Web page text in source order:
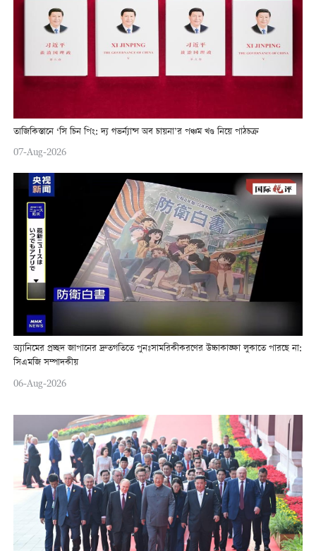
তাজিকিস্তানে ‘সি চিন পিং: দ্য গভর্ন্যান্স অব চায়না’র পঞ্চম খণ্ড নিয়ে পাঠচক্র
07-Aug-2026
অ্যানিমের প্রচ্ছদ জাপানের দ্রুতগতিতে পুনঃসামরিকীকরণের উচ্চাকাঙ্ক্ষা লুকাতে পারছে না:
সিএমজি সম্পাদকীয়
06-Aug-2026